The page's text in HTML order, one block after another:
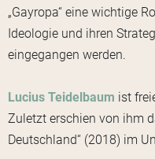
„Gayropa“ eine wichtige
Ideologie und ihren
eingegangen werden.
Lucius Teidelbaum ist
Zuletzt erschien von ihm
Deutschland“ (2018) im